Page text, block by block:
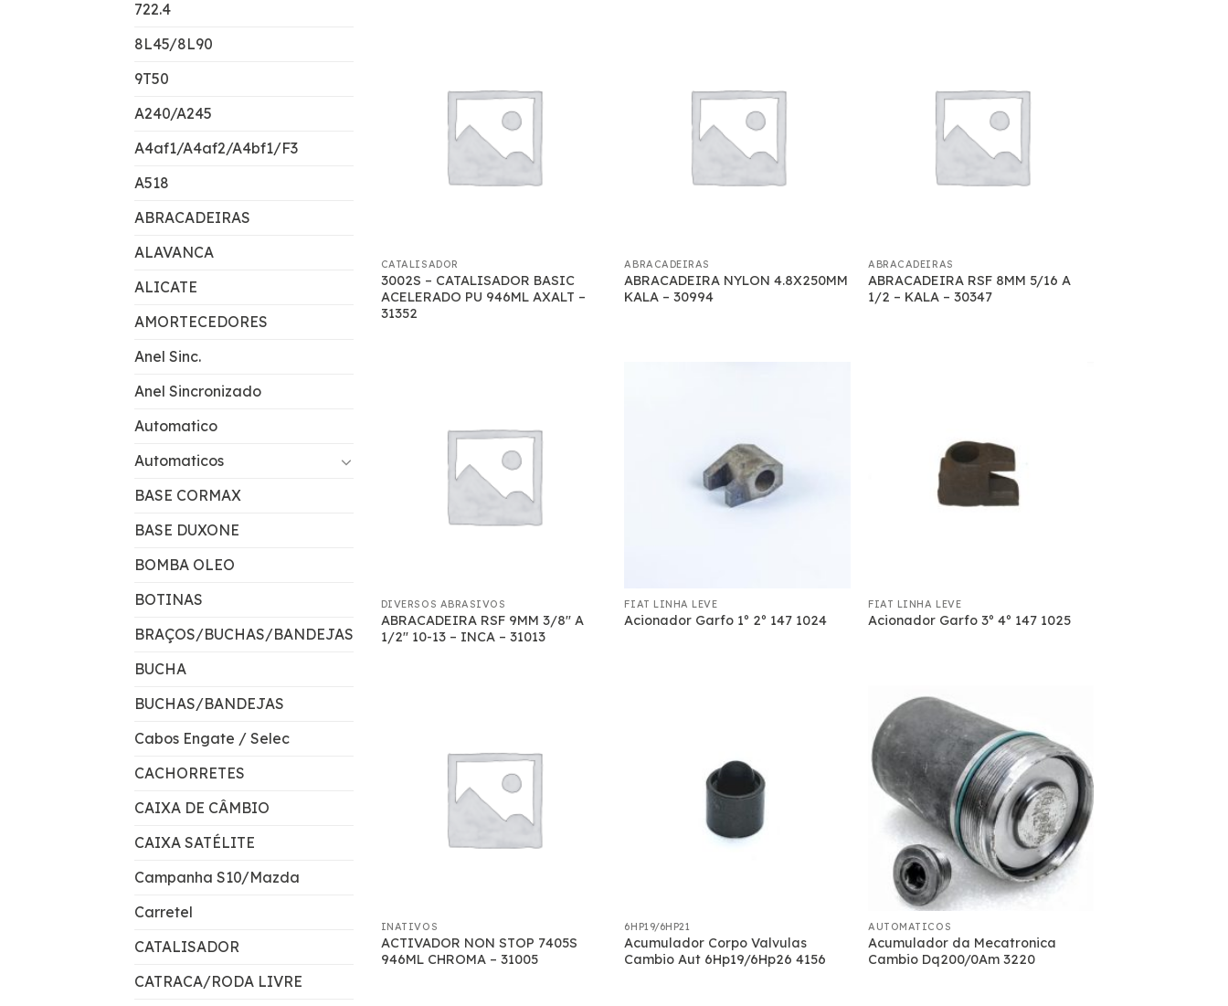
722.4
8L45/8L90
9T50
A240/A245
A4af1/A4af2/A4bf1/F3
A518
ABRACADEIRAS
ALAVANCA
ALICATE
AMORTECEDORES
Anel Sinc.
Anel Sincronizado
Automatico
Automaticos
BASE CORMAX
BASE DUXONE
BOMBA OLEO
BOTINAS
BRAÇOS/BUCHAS/BANDEJAS
BUCHA
BUCHAS/BANDEJAS
Cabos Engate / Selec
CACHORRETES
CAIXA DE CÂMBIO
CAIXA SATÉLITE
Campanha S10/Mazda
Carretel
CATALISADOR
CATRACA/RODA LIVRE
CATALISADOR
3002S – CATALISADOR BASIC
ACELERADO PU 946ML AXALT –
31352
ABRACADEIRAS
ABRACADEIRA NYLON 4.8X250MM
KALA – 30994
ABRACADEIRAS
ABRACADEIRA RSF 8MM 5/16 A
1/2 – KALA – 30347
DIVERSOS ABRASIVOS
ABRACADEIRA RSF 9MM 3/8″ A
1/2″ 10-13 – INCA – 31013
FIAT LINHA LEVE
Acionador Garfo 1º 2º 147 1024
FIAT LINHA LEVE
Acionador Garfo 3º 4º 147 1025
INATIVOS
ACTIVADOR NON STOP 7405S
946ML CHROMA – 31005
6HP19/6HP21
Acumulador Corpo Valvulas
Cambio Aut 6Hp19/6Hp26 4156
AUTOMATICOS
Acumulador da Mecatronica
Cambio Dq200/0Am 3220